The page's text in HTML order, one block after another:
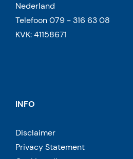
Nederland
Telefoon 079 - 316 63 08
KVK: 41158671
INFO
Disclaimer
Privacy Statement